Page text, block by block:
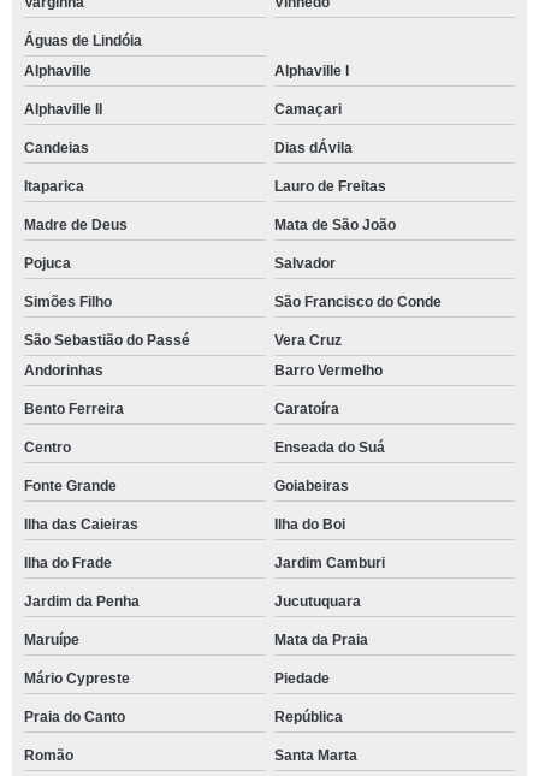
Águas de Lindóia
Alphaville
Alphaville I
Alphaville II Camaçari
Candeias Dias dÁvila
Itaparica Lauro de Freitas
Madre de Deus Mata de São João
Pojuca Salvador
Simões Filho São Francisco do Conde
São Sebastião do Passé
Vera Cruz
Andorinhas
Barro Vermelho
Bento Ferreira Caratoíra
Centro Enseada do Suá
Fonte Grande Goiabeiras
Ilha das Caieiras Ilha do Boi
Ilha do Frade Jardim Camburi
Jardim da Penha Jucutuquara
Maruípe Mata da Praia
Mário Cypreste Piedade
Praia do Canto República
Romão
Santa Marta